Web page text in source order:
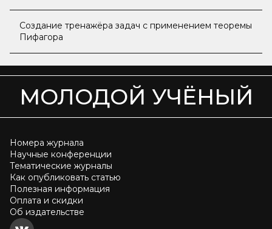
Создание тренажёра задач с применением теоремы
Пифагора
МОЛОДОЙ УЧЁНЫЙ
Номера журнала
Научные конференции
Тематические журналы
Как опубликовать статью
Полезная информация
Оплата и скидки
Об издательстве